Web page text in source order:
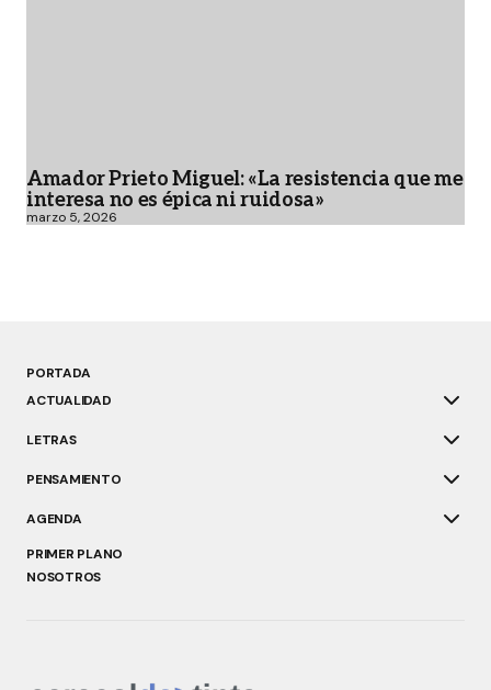
Amador Prieto Miguel: «La resistencia que me
interesa no es épica ni ruidosa»
marzo 5, 2026
PORTADA
ACTUALIDAD
LETRAS
PENSAMIENTO
AGENDA
PRIMER PLANO
NOSOTROS